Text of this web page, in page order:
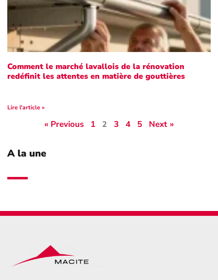
Comment le marché lavallois de la rénovation
redéfinit les attentes en matière de gouttières
Lire l'article »
« Previous 1 2 3 4 5 Next »
A la une